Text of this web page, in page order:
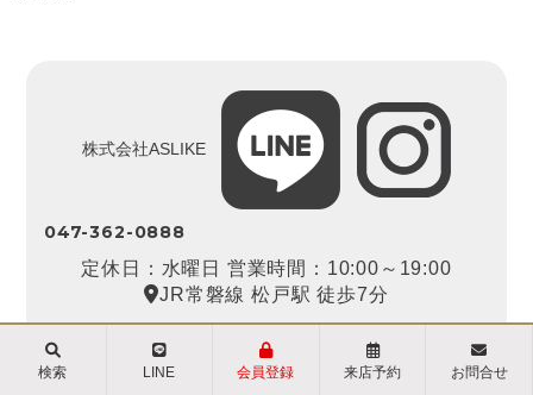
株式会社ASLIKE
047-362-0888
定休日：水曜日 営業時間：10:00～19:00
JR常磐線 松戸駅 徒歩7分
お問い合わせ
来店予約
会員登録
検索 LINE 会員登録 来店予約 お問合せ